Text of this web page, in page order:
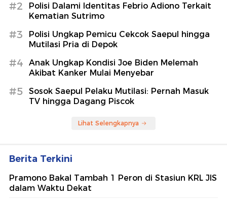
#2
Polisi Dalami Identitas Febrio Adiono Terkait
Kematian Sutrimo
#3
Polisi Ungkap Pemicu Cekcok Saepul hingga
Mutilasi Pria di Depok
#4
Anak Ungkap Kondisi Joe Biden Melemah
Akibat Kanker Mulai Menyebar
#5
Sosok Saepul Pelaku Mutilasi: Pernah Masuk
TV hingga Dagang Piscok
Lihat Selengkapnya
Berita Terkini
Pramono Bakal Tambah 1 Peron di Stasiun KRL JIS
dalam Waktu Dekat